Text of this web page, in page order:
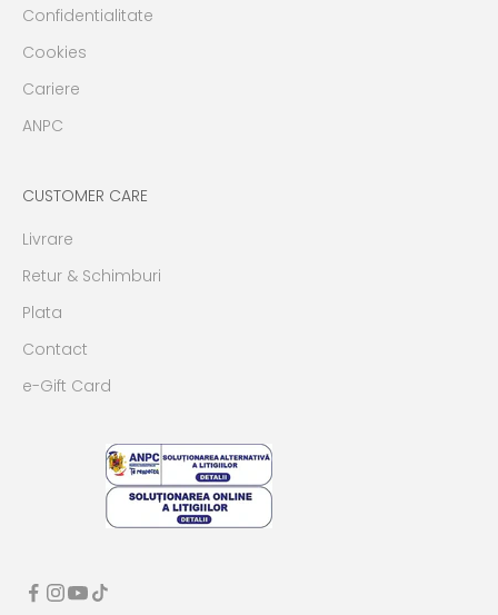
Confidentialitate
Cookies
Cariere
ANPC
CUSTOMER CARE
Livrare
Retur & Schimburi
Plata
Contact
e-Gift Card